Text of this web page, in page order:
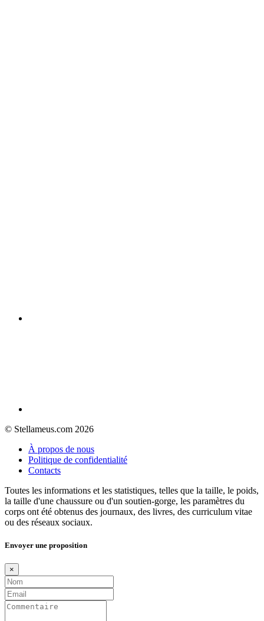
© Stellameus.com 2026
À propos de nous
Politique de confidentialité
Contacts
Toutes les informations et les statistiques, telles que la taille, le poids,
la taille d'une chaussure ou d'un soutien-gorge, les paramètres du
corps ont été obtenus des journaux, des livres, des curriculum vitae
ou des réseaux sociaux.
Envoyer une proposition
×